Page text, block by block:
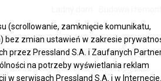
(scrollowanie, zamknięcie komunikatu,
bez zmian ustawień w zakresie
przez Pressland S.A. i Zaufanych
na potrzeby wyświetlania reklam
serwisach Pressland S.A. i w Internecie.